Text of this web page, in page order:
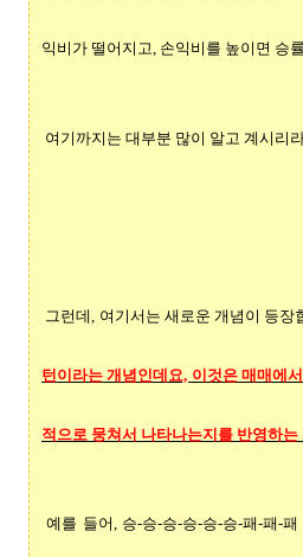
익비가 떨어지고, 손익비를 높이면 승
여기까지는 대부분 많이 알고 계시리
그런데, 여기서는 새로운 개념이 등장
턴이라는 개념인데요, 이것은 매매에
적으로 뭉쳐서 나타나는지를 반영하는
예를 들어, 승-승-승-승-승-승-패-패-